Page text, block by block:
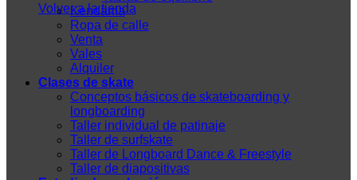
Volver a la tienda
Kendama
Ropa de calle
Venta
Vales
Alquiler
Clases de skate
Conceptos básicos de skateboarding y
longboarding
Taller individual de patinaje
Taller de surfskate
Taller de Longboard Dance & Freestyle
Taller de diapositivas